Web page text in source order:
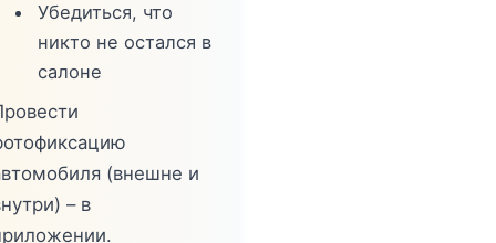
Убедиться, что
никто не остался в
салоне
(внешне и
– в